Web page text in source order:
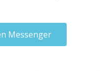
Messenger